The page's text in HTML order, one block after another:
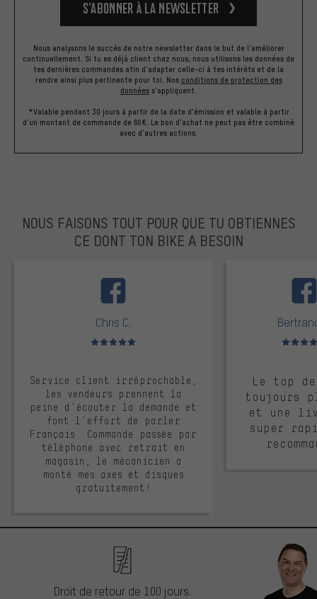
S’abonner à la newsletter
Nous analysons le succès de notre newsletter dans le but de l'améliorer
continuellement. Si tu es déjà client chez nous, nous utilisons les données de
tes dernières commandes afin d'adapter celle-ci à tes intérêts et de la
rendre ainsi plus pertinente pour toi. Nos conditions de protection des
données s'appliquent.
*Valable pendant 30 jours à partir de la date d'émission et valable à partir
d'un montant de commande de 60€. Le bon d'achat ne peut pas être combiné
avec d'autres actions.
NOUS FAISONS TOUT POUR QUE TU OBTIENNES
CE DONT TON BIKE A BESOIN
Chris C.
Note moyenne : 5 sur 5
Service client irréprochable,
les vendeurs prennent la
peine d'écouter la demande et
font l'effort de parler
Français. Commande passée par
téléphone avec retrait en
magasin, le mécanicien a
monté mes axes et disques
gratuitement!
Note
Le top
toujours
et une
super
Droit de retour de 100 jours.